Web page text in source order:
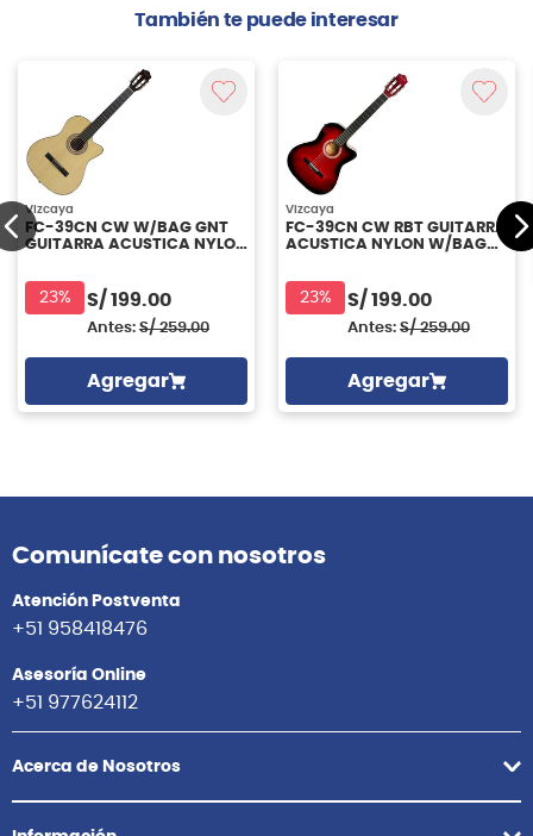
También te puede interesar
Vizcaya
FC-39CN CW W/BAG GNT
GUITARRA ACUSTICA NYLON
23% S/ 199.00
Antes: S/ 259.00
Agregar
Vizcaya
FC-39CN CW RBT GUITARRA
ACUSTICA NYLON W/BAG
23% S/ 199.00
Antes: S/ 259.00
Agregar
Comunícate con nosotros
Atención Postventa
+51 958418476
Asesoría Online
+51 977624112
Acerca de Nosotros